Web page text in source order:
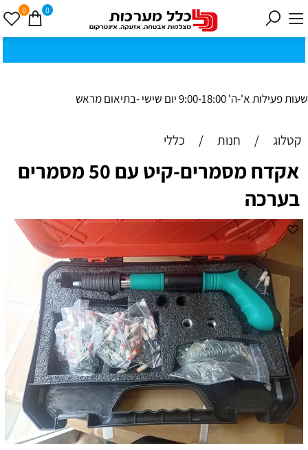
כ
ת
וב
ת
ינ
ו:ז
ב
וט
ינ
ס
קי1
8
0ב
נ
י ב
ר
ק
שעות פעילות א'-ה' 9:00-18:00 יום שישי -בתיאום מראש
0 0
קטלוג / חנות / כללי
אקדח מסמרים-קיט עם 50 מסמרים
בערכה